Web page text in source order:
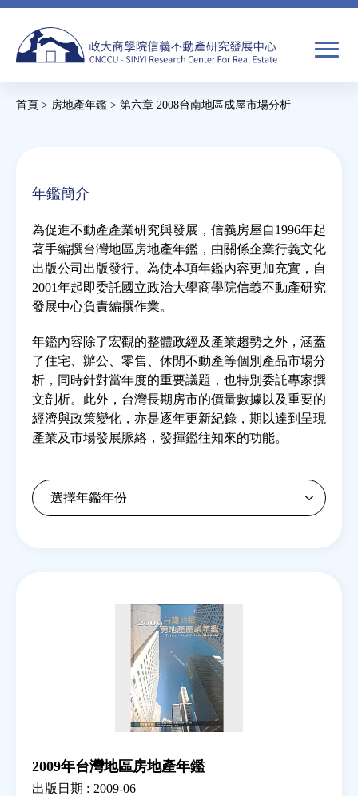
Jump
navigation
表
搜
焦點新聞
教育推廣
房市分析
研究獎勵
房地產年鑑
電子報
這
首頁 > 房地產年鑑 > 第六章 2008台南地區成屋市場分析
年鑑簡介
為促進不動產產業研究與發展，信義房屋自1996年起
著手編撰台灣地區房地產年鑑，由關係企業行義文化
出版公司出版發行。為使本項年鑑內容更加充實，自
2001年起即委託國立政治大學商學院信義不動產研究
發展中心負責編撰作業。
年鑑內容除了宏觀的整體政經及產業趨勢之外，涵蓋
了住宅、辦公、零售、休閒不動產等個別產品市場分
析，同時針對當年度的重要議題，也特別委託專家撰
文剖析。此外，台灣長期房市的價量數據以及重要的
經濟與政策變化，亦是逐年更新紀錄，期以達到呈現
產業及市場發展脈絡，發揮鑑往知來的功能。
2009年台灣地區房地產年鑑
出版日期 : 2009-06